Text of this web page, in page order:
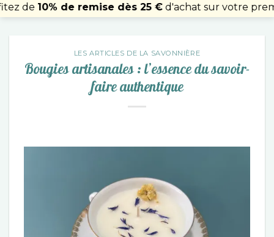
10% de remise dès 25 €d'achat sur votre première
LES ARTICLES DE LA SAVONNIÈRE
Bougies artisanales : l’essence du savoir-
faire authentique